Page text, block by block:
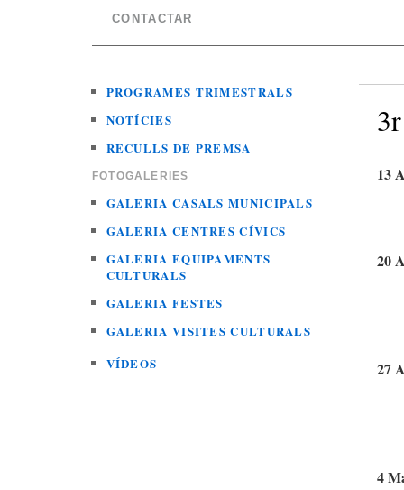
CONTACTAR
13
20
27
4
PROGRAMES TRIMESTRALS
NOTÍCIES
RECULLS DE PREMSA
FOTOGALERIES
GALERIA CASALS MUNICIPALS
GALERIA CENTRES CÍVICS
GALERIA EQUIPAMENTS
CULTURALS
GALERIA FESTES
GALERIA VISITES CULTURALS
VÍDEOS